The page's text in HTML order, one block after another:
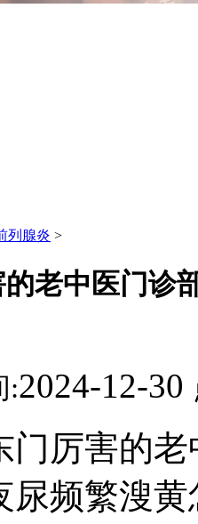
列腺炎 >
老中医门诊
:2024-12-30
害的老
尿频繁溲